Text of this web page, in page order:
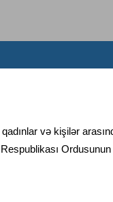
və kişilər